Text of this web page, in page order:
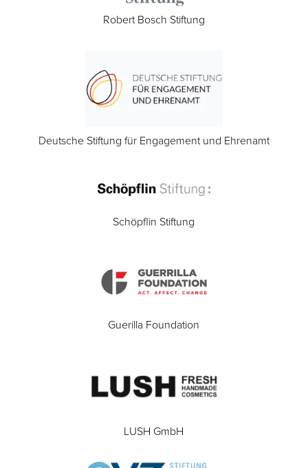
Robert Bosch Stiftung
Deutsche Stiftung für Engagement und Ehrenamt
Schöpflin Stiftung
Guerilla Foundation
LUSH GmbH